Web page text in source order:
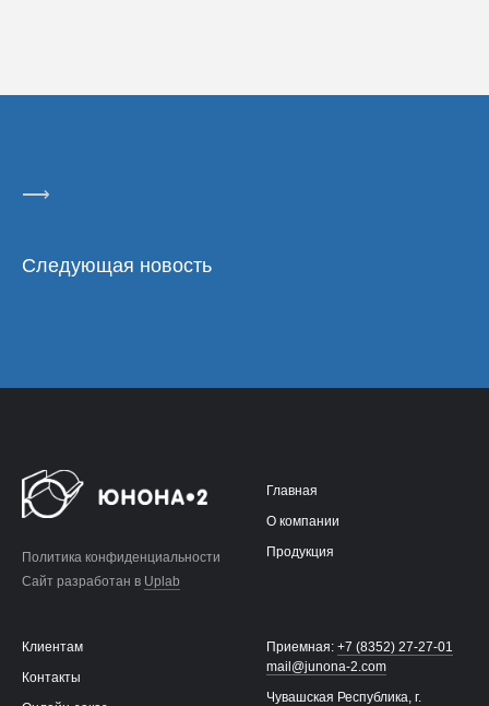
⟶
Следующая новость
Политика конфиденциальности
Сайт разработан в Uplab
Главная
О компании
Продукция
Клиентам
Контакты
Приемная: +7 (8352) 27-27-01
mail@junona-2.com
Чувашская Республика, г.